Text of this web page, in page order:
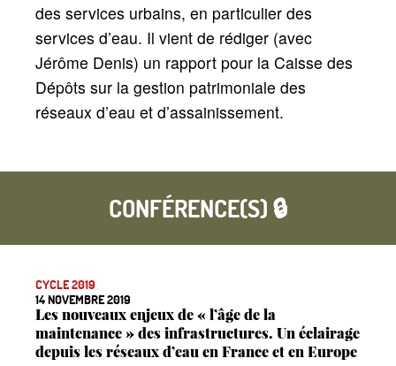
des services urbains, en particulier des
services d’eau. Il vient de rédiger (avec
Jérôme Denis) un rapport pour la Caisse des
Dépôts sur la gestion patrimoniale des
réseaux d’eau et d’assainissement.
CONFÉRENCE(S) 🔒
CYCLE 2019
14 NOVEMBRE 2019
Les nouveaux enjeux de « l’âge de la
maintenance » des infrastructures. Un éclairage
depuis les réseaux d’eau en France et en Europe